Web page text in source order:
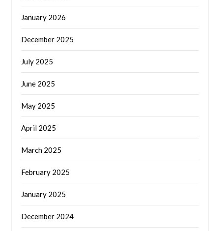
January 2026
December 2025
July 2025
June 2025
May 2025
April 2025
March 2025
February 2025
January 2025
December 2024